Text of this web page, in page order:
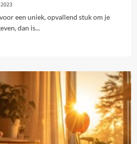
een uniek, opvallend stuk om je
dan is...